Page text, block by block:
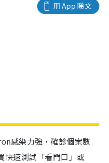
用 App 睇文
感染力強，確診個案數
快速測試「看門口」或